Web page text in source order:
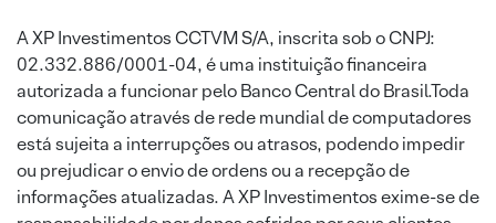
A XP Investimentos CCTVM S/A, inscrita sob o CNPJ:
02.332.886/0001-04, é uma instituição financeira
autorizada a funcionar pelo Banco Central do Brasil.Toda
comunicação através de rede mundial de computadores
está sujeita a interrupções ou atrasos, podendo impedir
ou prejudicar o envio de ordens ou a recepção de
informações atualizadas. A XP Investimentos exime-se de